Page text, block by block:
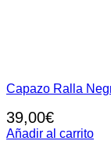
Capazo Ralla
39,00€
Añadir al carrito